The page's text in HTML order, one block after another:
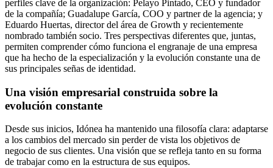
perfiles clave de la organización: Pelayo Pintado, CEO y fundador
de la compañía; Guadalupe García, COO y partner de la agencia; y
Eduardo Huertas, director del área de Growth y recientemente
nombrado también socio. Tres perspectivas diferentes que, juntas,
permiten comprender cómo funciona el engranaje de una empresa
que ha hecho de la especialización y la evolución constante una de
sus principales señas de identidad.
Una visión empresarial construida sobre la
evolución constante
Desde sus inicios, Idónea ha mantenido una filosofía clara: adaptarse
a los cambios del mercado sin perder de vista los objetivos de
negocio de sus clientes. Una visión que se refleja tanto en su forma
de trabajar como en la estructura de sus equipos.